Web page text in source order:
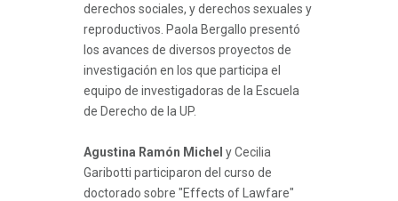
derechos sociales, y derechos sexuales y
reproductivos. Paola Bergallo presentó
los avances de diversos proyectos de
investigación en los que participa el
equipo de investigadoras de la Escuela
de Derecho de la UP.
Agustina Ramón Michel y Cecilia
Garibotti participaron del curso de
doctorado sobre "Effects of Lawfare"